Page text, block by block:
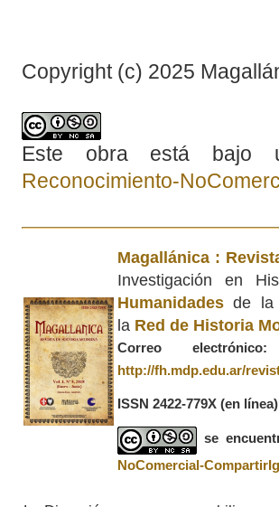
Copyright (c) 2025
Este obra está bajo
Reconocimiento-
Magallánica :
Investigación en
Humanidadesde la
la Red de Historia
Correo
http://fh.mdp.edu.ar/
ISSN 2422-779X (en línea)
se
NoComercial-